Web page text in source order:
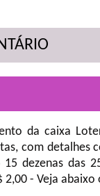
da caixa
com detalhes
dezenas das
- Veja abaixo